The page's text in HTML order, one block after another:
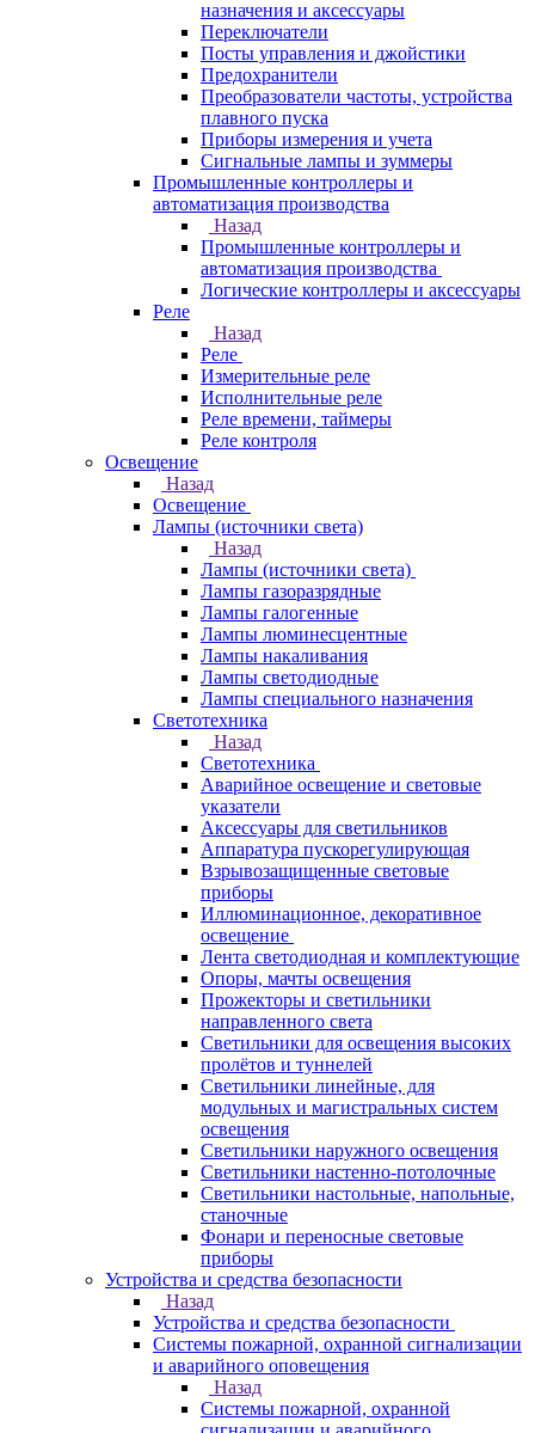
назначения и аксессуары
Переключатели
Посты управления и джойстики
Предохранители
Преобразователи частоты, устройства
плавного пуска
Приборы измерения и учета
Сигнальные лампы и зуммеры
Промышленные контроллеры и
автоматизация производства
Назад
Промышленные контроллеры и
автоматизация производства
Логические контроллеры и аксессуары
Реле
Назад
Реле
Измерительные реле
Исполнительные реле
Реле времени, таймеры
Реле контроля
Освещение
Назад
Освещение
Лампы (источники света)
Назад
Лампы (источники света)
Лампы газоразрядные
Лампы галогенные
Лампы люминесцентные
Лампы накаливания
Лампы светодиодные
Лампы специального назначения
Светотехника
Назад
Светотехника
Аварийное освещение и световые
указатели
Аксессуары для светильников
Аппаратура пускорегулирующая
Взрывозащищенные световые
приборы
Иллюминационное, декоративное
освещение
Лента светодиодная и комплектующие
Опоры, мачты освещения
Прожекторы и светильники
направленного света
Светильники для освещения высоких
пролётов и туннелей
Светильники линейные, для
модульных и магистральных систем
освещения
Светильники наружного освещения
Светильники настенно-потолочные
Светильники настольные, напольные,
станочные
Фонари и переносные световые
приборы
Устройства и средства безопасности
Назад
Устройства и средства безопасности
Системы пожарной, охранной сигнализации
и аварийного оповещения
Назад
Системы пожарной, охранной